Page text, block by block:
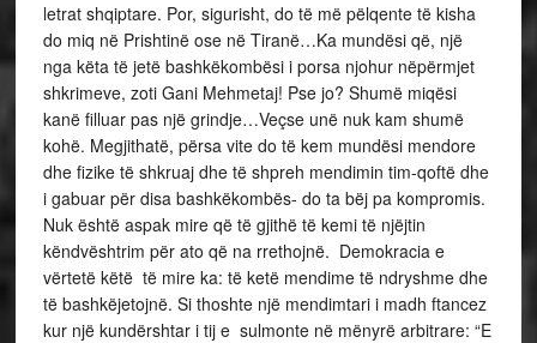
letrat shqiptare. Por, sigurisht, do të më pëlqente të kisha
do miq në Prishtinë ose në Tiranë…Ka mundësi që, një
nga këta të jetë bashkëkombësi i porsa njohur nëpërmjet
shkrimeve, zoti Gani Mehmetaj! Pse jo? Shumë miqësi
kanë filluar pas një grindje…Veçse unë nuk kam shumë
kohë. Megjithatë, përsa vite do të kem mundësi mendore
dhe fizike të shkruaj dhe të shpreh mendimin tim-qoftë dhe
i gabuar për disa bashkëkombës- do ta bëj pa kompromis.
Nuk është aspak mire që të gjithë të kemi të njëjtin
këndvështrim për ato që na rrethojnë. Demokracia e
vërtetë këtë të mire ka: të ketë mendime të ndryshme dhe
të bashkëjetojnë. Si thoshte një mendimtari i madh ftancez
kur një kundërshtar i tij e sulmonte në mënyrë arbitrare: “E